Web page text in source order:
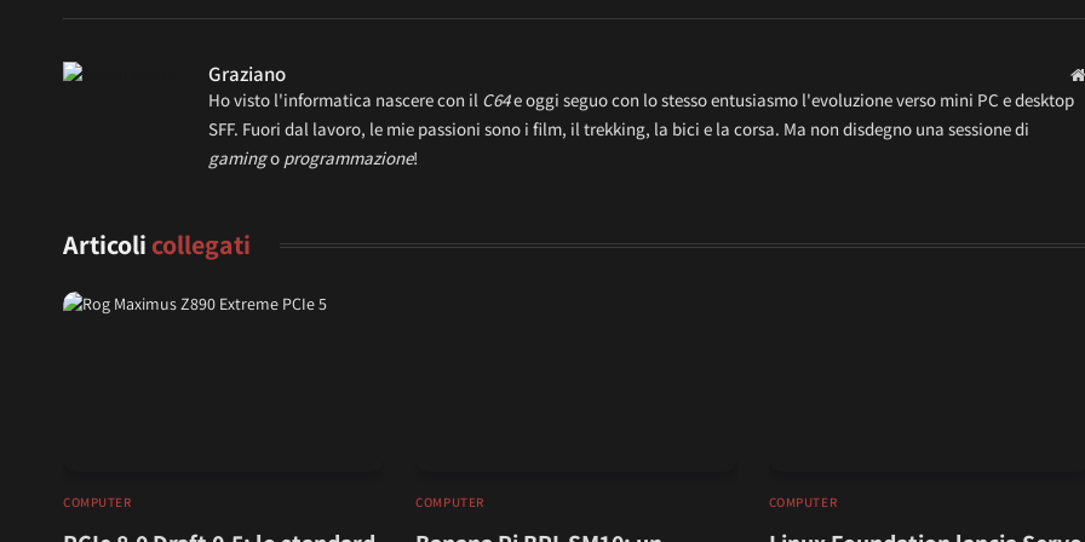
Graziano
Ho visto l'informatica nascere con il C64e oggi seguo con lo stesso entusiasmo l'evoluzione verso mini PC e desktop
SFF. Fuori dal lavoro, le mie passioni sono i film, il trekking, la bici e la corsa. Ma non disdegno una sessione di
gamingo programmazione!
Articoli collegati
COMPUTER COMPUTER COMPUTER